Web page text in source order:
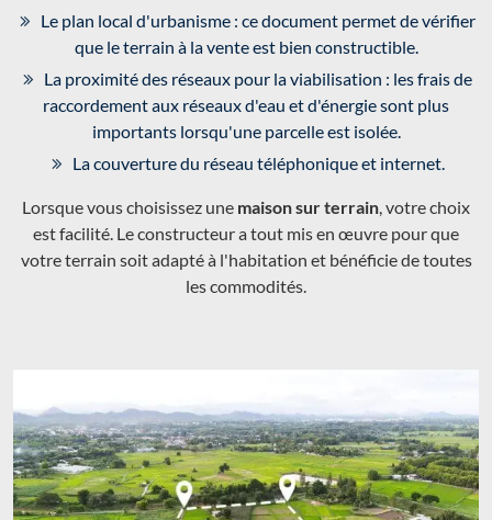
Le plan local d'urbanisme : ce document permet de vérifier
que le terrain à la vente est bien constructible.
La proximité des réseaux pour la viabilisation : les frais de
raccordement aux réseaux d'eau et d'énergie sont plus
importants lorsqu'une parcelle est isolée.
La couverture du réseau téléphonique et internet.
Lorsque vous choisissez une maison sur terrain , votre choix
est facilité. Le constructeur a tout mis en œuvre pour que
votre terrain soit adapté à l'habitation et bénéficie de toutes
les commodités.